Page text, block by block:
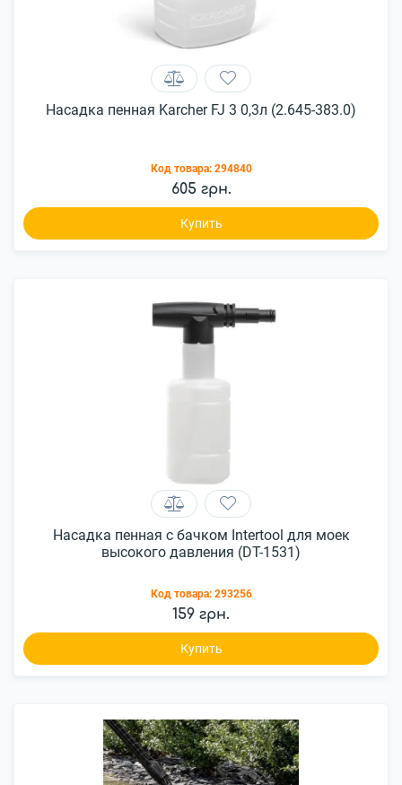
Насадка пенная Karcher FJ 3 0,3л (2.645-383.0)
Код товара: 294840
605 грн.
Купить
Насадка пенная с бачком Intertool для моек
высокого давления (DT-1531)
Код товара: 293256
159 грн.
Купить